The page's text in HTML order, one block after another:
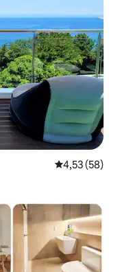
Priemerné
4,53 (58)